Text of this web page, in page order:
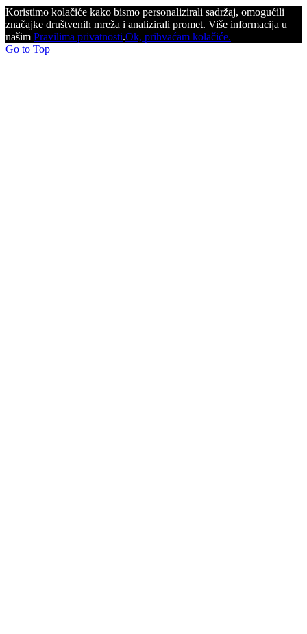
Koristimo kolačiće kako bismo personalizirali sadržaj, omogućili
značajke društvenih mreža i analizirali promet. Više informacija u
našim Pravilima privatnosti.Ok, prihvaćam kolačiće.
Go to Top